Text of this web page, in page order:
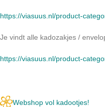
https://viasuus.nl/product-
Je vindt alle kadozakjes /
https://viasuus.nl/product-
Webshop vol kadootjes!